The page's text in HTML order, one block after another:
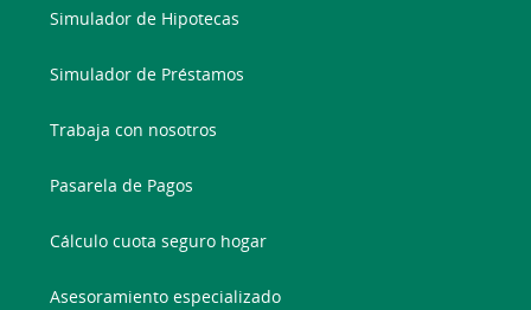
Simulador de Hipotecas
Simulador de Préstamos
Trabaja con nosotros
Pasarela de Pagos
Cálculo cuota seguro hogar
Asesoramiento especializado